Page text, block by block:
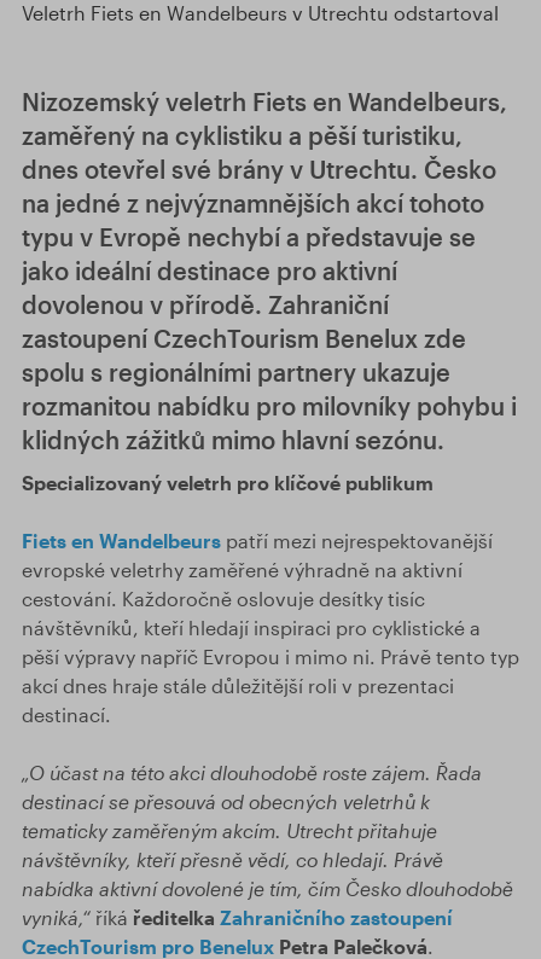
Veletrh Fiets en Wandelbeurs v Utrechtu odstartoval
Nizozemský veletrh Fiets en Wandelbeurs,
zaměřený na cyklistiku a pěší turistiku,
dnes otevřel své brány v Utrechtu. Česko
na jedné z nejvýznamnějších akcí tohoto
typu v Evropě nechybí a představuje se
jako ideální destinace pro aktivní
dovolenou v přírodě. Zahraniční
zastoupení CzechTourism Benelux zde
spolu s regionálními partnery ukazuje
rozmanitou nabídku pro milovníky pohybu i
klidných zážitků mimo hlavní sezónu.
Specializovaný veletrh pro klíčové publikum
Fiets en Wandelbeurs patří mezi nejrespektovanější
evropské veletrhy zaměřené výhradně na aktivní
cestování. Každoročně oslovuje desítky tisíc
návštěvníků, kteří hledají inspiraci pro cyklistické a
pěší výpravy napříč Evropou i mimo ni. Právě tento typ
akcí dnes hraje stále důležitější roli v prezentaci
destinací.
„O účast na této akci dlouhodobě roste zájem. Řada
destinací se přesouvá od obecných veletrhů k
tematicky zaměřeným akcím. Utrecht přitahuje
návštěvníky, kteří přesně vědí, co hledají. Právě
nabídka aktivní dovolené je tím, čím Česko dlouhodobě
vyniká,“ říká ředitelka Zahraničního zastoupení
CzechTourism pro Benelux Petra Palečková.